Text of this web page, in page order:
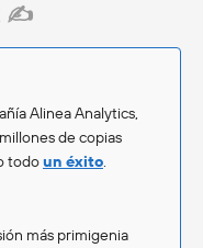
✍️
Alinea Analytics,
de copias
todoun éxito.
más primigenia